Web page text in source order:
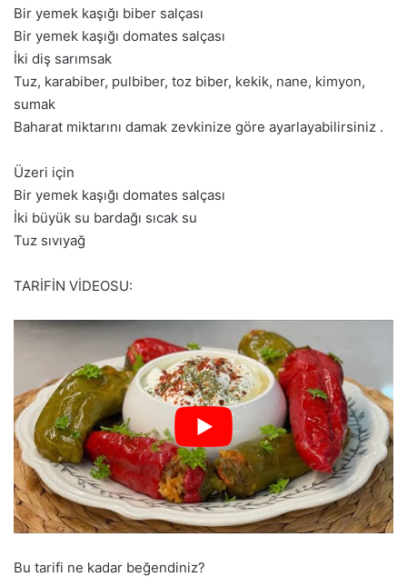
Bir yemek kaşığı biber salçası
Bir yemek kaşığı domates salçası
İki diş sarımsak
Tuz, karabiber, pulbiber, toz biber, kekik, nane, kimyon,
sumak
Baharat miktarını damak zevkinize göre ayarlayabilirsiniz .
Üzeri için
Bir yemek kaşığı domates salçası
İki büyük su bardağı sıcak su
Tuz sıvıyağ
TARİFİN VİDEOSU:
Bu tarifi ne kadar beğendiniz?